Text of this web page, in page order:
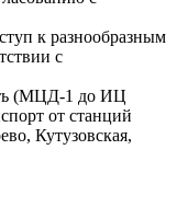
к разнообразным
с
(МЦД-1 до ИЦ
от станций
Кутузовская,